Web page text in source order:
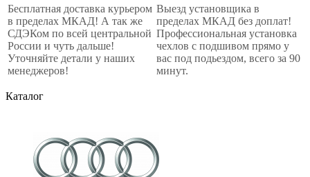
Бесплатная доставка курьером
в пределах МКАД! А так же
СДЭКом по всей центральной
России и чуть дальше!
Уточняйте детали у наших
менеджеров!
Выезд установщика в
пределах МКАД без доплат!
Профессиональная установка
чехлов с подшивом прямо у
вас под подьездом, всего за 90
минут.
Каталог